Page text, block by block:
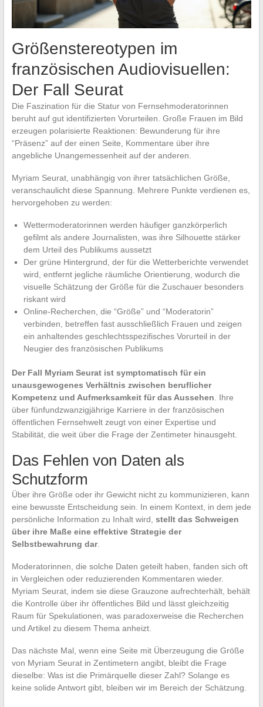
Größenstereotypen im
französischen Audiovisuellen:
Der Fall Seurat
Die Faszination für die Statur von Fernsehmoderatorinnen
beruht auf gut identifizierten Vorurteilen. Große Frauen im Bild
erzeugen polarisierte Reaktionen: Bewunderung für ihre
“Präsenz” auf der einen Seite, Kommentare über ihre
angebliche Unangemessenheit auf der anderen.
Myriam Seurat, unabhängig von ihrer tatsächlichen Größe,
veranschaulicht diese Spannung. Mehrere Punkte verdienen es,
hervorgehoben zu werden:
Wettermoderatorinnen werden häufiger ganzkörperlich
gefilmt als andere Journalisten, was ihre Silhouette stärker
dem Urteil des Publikums aussetzt
Der grüne Hintergrund, der für die Wetterberichte verwendet
wird, entfernt jegliche räumliche Orientierung, wodurch die
visuelle Schätzung der Größe für die Zuschauer besonders
riskant wird
Online-Recherchen, die “Größe” und “Moderatorin”
verbinden, betreffen fast ausschließlich Frauen und zeigen
ein anhaltendes geschlechtsspezifisches Vorurteil in der
Neugier des französischen Publikums
Der Fall Myriam Seurat ist symptomatisch für ein
unausgewogenes Verhältnis zwischen beruflicher
Kompetenz und Aufmerksamkeit für das Aussehen. Ihre
über fünfundzwanzigjährige Karriere in der französischen
öffentlichen Fernsehwelt zeugt von einer Expertise und
Stabilität, die weit über die Frage der Zentimeter hinausgeht.
Das Fehlen von Daten als
Schutzform
Über ihre Größe oder ihr Gewicht nicht zu kommunizieren, kann
eine bewusste Entscheidung sein. In einem Kontext, in dem jede
persönliche Information zu Inhalt wird, stellt das Schweigen
über ihre Maße eine effektive Strategie der
Selbstbewahrung dar.
Moderatorinnen, die solche Daten geteilt haben, fanden sich oft
in Vergleichen oder reduzierenden Kommentaren wieder.
Myriam Seurat, indem sie diese Grauzone aufrechterhält, behält
die Kontrolle über ihr öffentliches Bild und lässt gleichzeitig
Raum für Spekulationen, was paradoxerweise die Recherchen
und Artikel zu diesem Thema anheizt.
Das nächste Mal, wenn eine Seite mit Überzeugung die Größe
von Myriam Seurat in Zentimetern angibt, bleibt die Frage
dieselbe: Was ist die Primärquelle dieser Zahl? Solange es
keine solide Antwort gibt, bleiben wir im Bereich der Schätzung.